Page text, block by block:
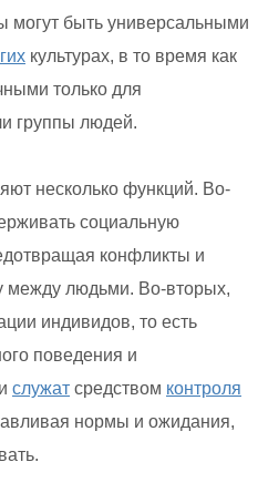
быть универсальными
культурах, в то время как
только для
группы людей.
несколько функций. Во-
социальную
конфликты и
между людьми. Во-вторых,
индивидов, то есть
поведения и
служат средством контроля
нормы и ожидания,